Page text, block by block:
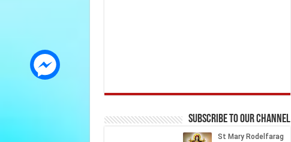
Subscribe to our Channel